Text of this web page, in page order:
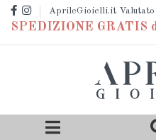
AprileGioielli.it Valutato
SPEDIZIONE GRATIS